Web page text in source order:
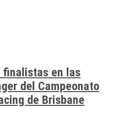
finalistas en las
del Campeonato
de Brisbane